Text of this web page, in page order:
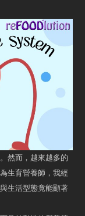
然而，越來越多的
生育營養師，我經
生活型態竟能顯著